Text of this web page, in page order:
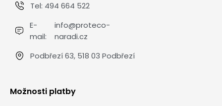
Tel: 494 664 522
E-
mail:
info@proteco-
naradi.cz
Podbřezí 63, 518 03 Podbřezí
Možnosti platby